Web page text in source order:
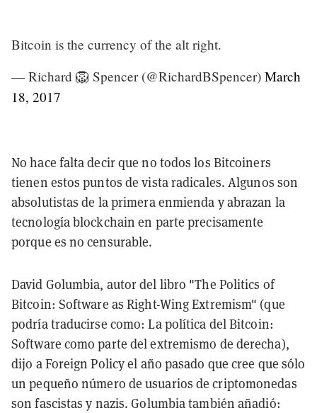
Bitcoin is the currency of the alt right.
— Richard 🦁 Spencer (@RichardBSpencer) March
18, 2017
No hace falta decir que no todos los Bitcoiners
tienen estos puntos de vista radicales. Algunos son
absolutistas de la primera enmienda y abrazan la
tecnología blockchain en parte precisamente
porque es no censurable.
David Golumbia, autor del libro "The Politics of
Bitcoin: Software as Right-Wing Extremism" (que
podría traducirse como: La política del Bitcoin:
Software como parte del extremismo de derecha),
dijo a Foreign Policy el año pasado que cree que sólo
un pequeño número de usuarios de criptomonedas
son fascistas y nazis. Golumbia también añadió: